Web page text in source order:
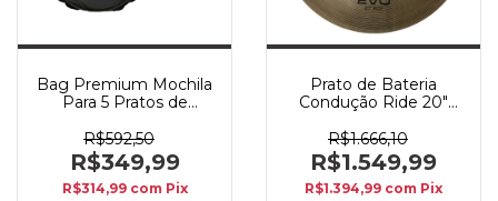
Bag Premium Mochila
Para 5 Pratos de
600
R$592,50
R$349,99
R$314,99 com Pix
Prato de Bateria
Condução Ride 20"
- Alta Qualidade
R$1.666,10
R$1.549,99
R$1.394,99 com Pix